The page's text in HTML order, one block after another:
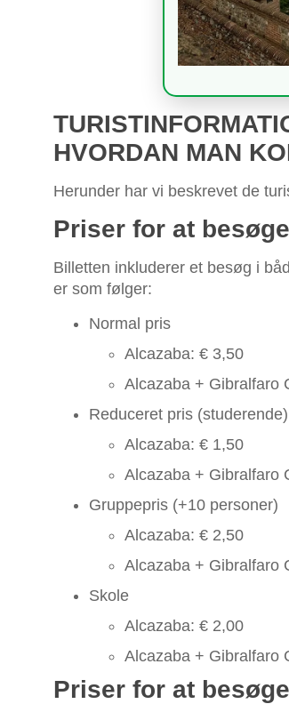
HVORDAN MAN
Herunder har vi beskrevet de
Priser for at
Billetten inkluderer et besøg i
er som følger:
Normal pris
Alcazaba: € 3,50
Alcazaba + Gibralfaro
Reduceret pris (studerende)
Alcazaba: € 1,50
Alcazaba + Gibralfaro
Gruppepris (+10 personer)
Alcazaba: € 2,50
Alcazaba + Gibralfaro
Skole
Alcazaba: € 2,00
Alcazaba + Gibralfaro
Priser for at